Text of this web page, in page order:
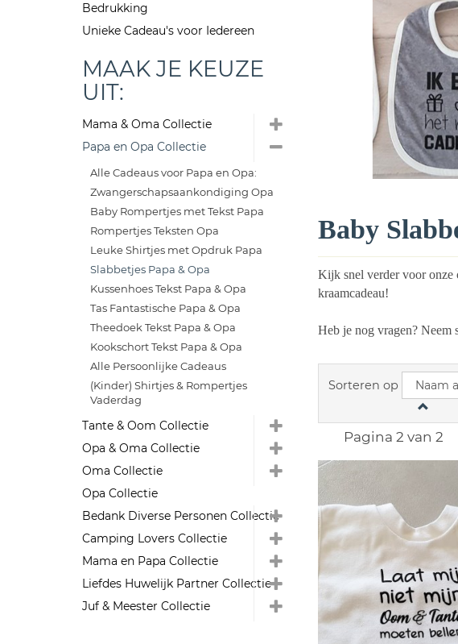
Baby
Kijk snel verder voor onze
kraamcadeau!
Heb je nog vragen? Neem
Sorteren op
Pagina 2 van 2
Bedrukking
Unieke Cadeau's voor Iedereen
MAAK JE KEUZE
UIT:
Mama & Oma Collectie
Papa en Opa Collectie
Alle Cadeaus voor Papa en Opa:
Zwangerschapsaankondiging Opa
Baby Rompertjes met Tekst Papa
Rompertjes Teksten Opa
Leuke Shirtjes met Opdruk Papa
Slabbetjes Papa & Opa
Kussenhoes Tekst Papa & Opa
Tas Fantastische Papa & Opa
Theedoek Tekst Papa & Opa
Kookschort Tekst Papa & Opa
Alle Persoonlijke Cadeaus
(Kinder) Shirtjes & Rompertjes
Vaderdag
Tante & Oom Collectie
Opa & Oma Collectie
Oma Collectie
Opa Collectie
Bedank Diverse Personen Collectie
Camping Lovers Collectie
Mama en Papa Collectie
Liefdes Huwelijk Partner Collectie
Juf & Meester Collectie